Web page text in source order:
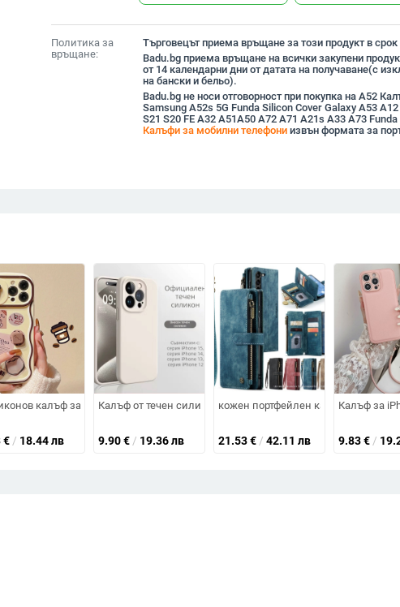
Политика за
връщане:
Търговецът приема връщане за този продукт в срок
Badu.bg приема връщане на всички закупени
от 14 календарни дни от датата на получаване(с
на бански и бельо).
Badu.bg не носи отговорност при покупка на A52
Samsung A52s 5G Funda Silicon Cover Galaxy A53
S21 S20 FE A32 A51A50 A72 A71 A21s A33 A73 Funda
Калъфи за мобилни телефониизвън формата за
срещу изпускане на четирите ъгъла, акрилен корпус с електроплатиран
финиш и мек корпус, удароустойчив, антиотпечатъци, с
калъф за iPhone 14 Pro, 13, 11, 12 Pro, 12 Pro Max и 13 Pro – триизмерен
€ / 18.44 лв
Калъф от течен силикон за iPhone 14, приятен на допир,
9.90€ / 19.36 лв
кожен портфейлен калъф с
21.53€ / 42.11 лв
Калъф за
9.83€ /